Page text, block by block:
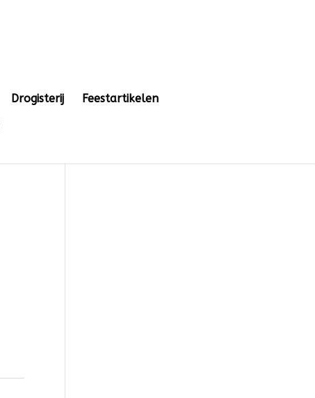
Drogisterij
Feestartikelen